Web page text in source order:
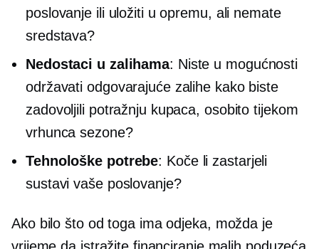
poslovanje ili uložiti u opremu, ali nemate
sredstava?
Nedostaci u zalihama: Niste u mogućnosti
održavati odgovarajuće zalihe kako biste
zadovoljili potražnju kupaca, osobito tijekom
vrhunca sezone?
Tehnološke potrebe: Koče li zastarjeli
sustavi vaše poslovanje?
Ako bilo što od toga ima odjeka, možda je